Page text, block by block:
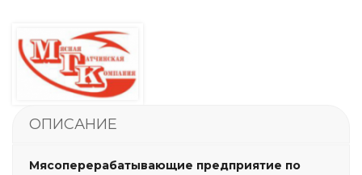
ОПИСАНИЕ
Мясоперерабатывающие предприятие по